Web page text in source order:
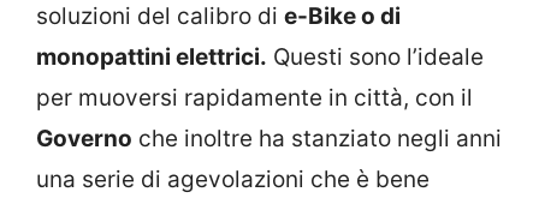
soluzioni del calibro di e-Bike o di
monopattini elettrici. Questi sono l’ideale
per muoversi rapidamente in città, con il
Governo che inoltre ha stanziato negli anni
una serie di agevolazioni che è bene